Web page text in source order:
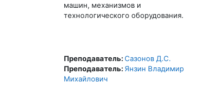
машин, механизмов и
технологического оборудования.
Преподаватель:Сазонов Д.С.
Преподаватель: Янзин Владимир
Михайлович